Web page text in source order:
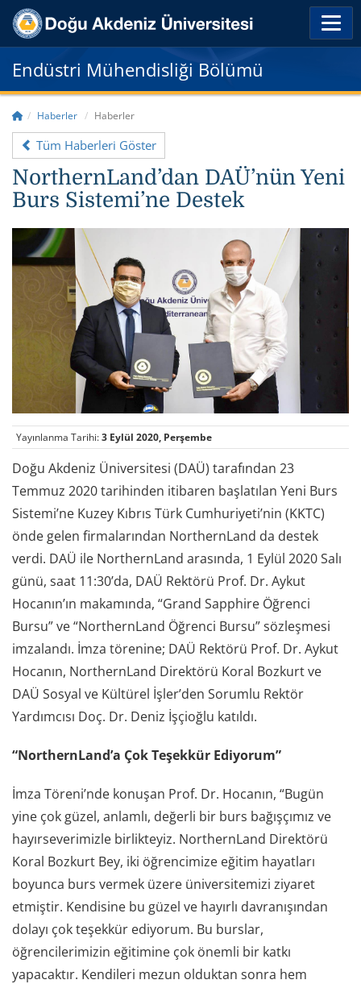
Endüstri Mühendisliği Bölümü
Haberler Haberler
Tüm Haberleri Göster
NorthernLand’dan DAÜ’nün Yeni
Burs Sistemi’ne Destek
Yayınlanma Tarihi:3 Eylül 2020, Perşembe
Doğu Akdeniz Üniversitesi (DAÜ) tarafından 23
Temmuz 2020 tarihinden itibaren başlatılan Yeni Burs
Sistemi’ne Kuzey Kıbrıs Türk Cumhuriyeti’nin (KKTC)
önde gelen firmalarından NorthernLand da destek
verdi. DAÜ ile NorthernLand arasında, 1 Eylül 2020 Salı
günü, saat 11:30’da, DAÜ Rektörü Prof. Dr. Aykut
Hocanın’ın makamında, “Grand Sapphire Öğrenci
Bursu” ve “NorthernLand Öğrenci Bursu” sözleşmesi
imzalandı. İmza törenine; DAÜ Rektörü Prof. Dr. Aykut
Hocanın, NorthernLand Direktörü Koral Bozkurt ve
DAÜ Sosyal ve Kültürel İşler’den Sorumlu Rektör
Yardımcısı Doç. Dr. Deniz İşçioğlu katıldı.
“NorthernLand’a Çok Teşekkür Ediyorum”
İmza Töreni’nde konuşan Prof. Dr. Hocanın, “Bugün
yine çok güzel, anlamlı, değerli bir burs bağışçımız ve
hayırseverimizle birlikteyiz. NorthernLand Direktörü
Koral Bozkurt Bey, iki öğrencimize eğitim hayatları
boyunca burs vermek üzere üniversitemizi ziyaret
etmiştir. Kendisine bu güzel ve hayırlı davranışından
dolayı çok teşekkür ediyorum. Bu burslar,
öğrencilerimizin eğitimine çok önemli bir katkı
yapacaktır. Kendileri mezun olduktan sonra hem